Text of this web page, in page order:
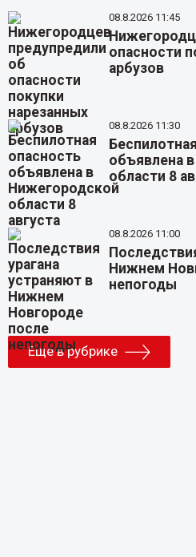
08.8.2026 11:45
опасности
арбузов
08.8.2026 11:30
объявлена
области 8
08.8.2026 11:00
Нижнем
непогоды
Еще в рубрике